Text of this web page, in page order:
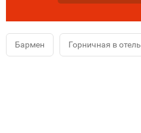
Бармен Горничная в отель